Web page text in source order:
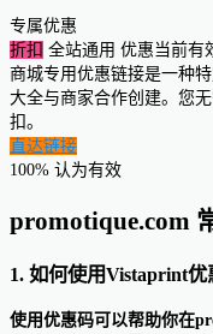
专属优惠
折扣
全站通用 优惠当前有
商城专用优惠链接是一种
大全与商家合作创建。您
扣。
直达链接
100% 认为有效
promotique.com
1. 如何使用Vistaprint优
使用优惠码可以帮助你在